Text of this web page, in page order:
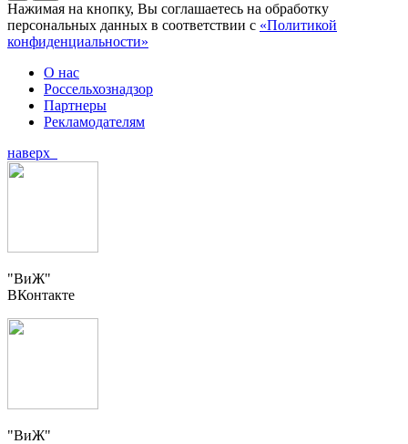
Нажимая на кнопку, Вы соглашаетесь на обработку
персональных данных в соответствии с «Политикой
конфиденциальности»
О нас
Россельхознадзор
Партнеры
Рекламодателям
наверх
"ВиЖ"
ВКонтакте
"ВиЖ"